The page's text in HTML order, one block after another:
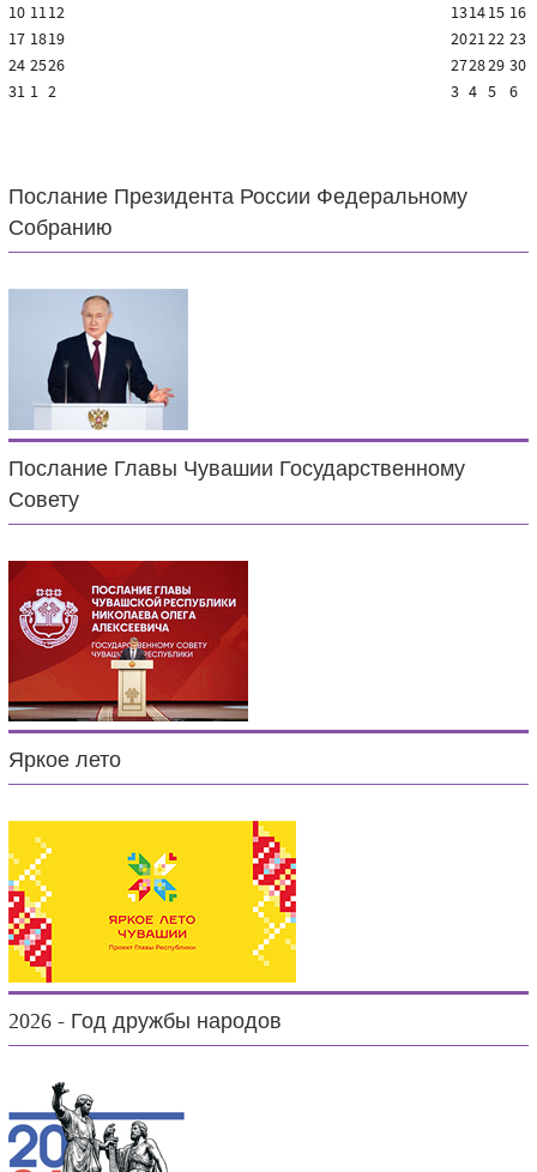
10 1112 131415 16
17 1819 202122 23
24 2526 272829 30
31 1 2 3 4 5 6
Послание Президента России Федеральному
Собранию
Послание Главы Чувашии Государственному
Совету
Яркое лето
2026 - Год дружбы народов